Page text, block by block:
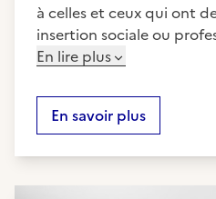
à celles et ceux qui ont
insertion sociale ou
En lire plus
En savoir plus